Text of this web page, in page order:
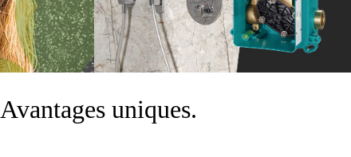
Avantages uniques.